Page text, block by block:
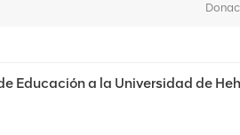
Educación a la Universidad de